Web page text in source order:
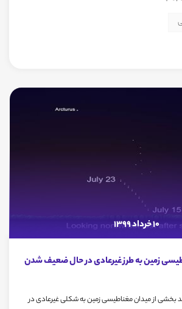
10 خرداد 1399
زمین به طرز غیرعادی در حال ضعیف شدن
بخشی از میدان مغناطیسی زمین به شکلی غیرعادی در